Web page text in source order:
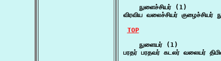
    நுளைச்சியர் (1)
விரவிய வலைச்சியர்
TOP
    நுளையர் (1)
பரதர் பரதவர் கடலர் வலையர்